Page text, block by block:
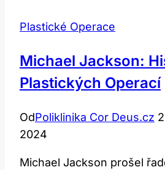
Plastické Operace
Michael Jackson:
Plastických Operací
OdPoliklinika Cor Deus.cz
2024
Michael Jackson prošel